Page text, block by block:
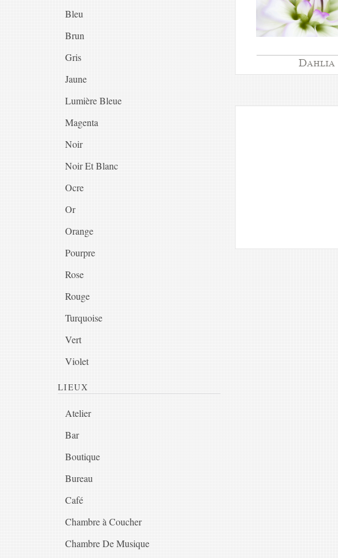
Bleu
Brun
Gris
Jaune
Lumière Bleue
Magenta
Noir
Noir Et Blanc
Ocre
Or
Orange
Pourpre
Rose
Rouge
Turquoise
Vert
Violet
LIEUX
Atelier
Bar
Boutique
Bureau
Café
Chambre à Coucher
Chambre De Musique
Dahlia